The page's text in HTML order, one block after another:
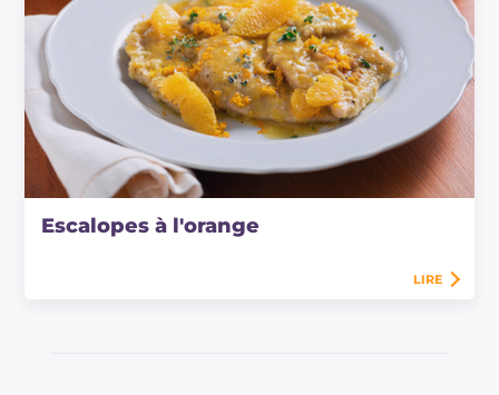
Escalopes à l'orange
LIRE